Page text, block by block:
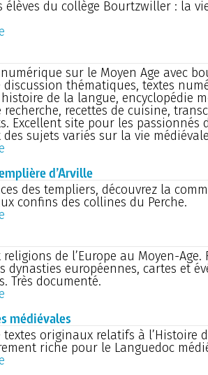
élèves du collège Bourtzwiller : la
sur le Moyen Age avec
thématiques, textes
de la langue, encyclopédie
recherche, recettes de cuisine,
Excellent site pour les passionnés
sujets variés sur la vie
d’Arville
des templiers, découvrez la
confins des collines du Perche.
de l’Europe au Moyen-Age.
dynasties européennes, cartes et
Très documenté.
médiévales
textes originaux relatifs à l’Histoire
riche pour le Languedoc